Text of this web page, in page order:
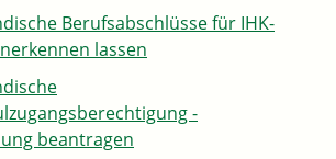
Berufsabschlüsse für IHK-
lassen
-
beantragen